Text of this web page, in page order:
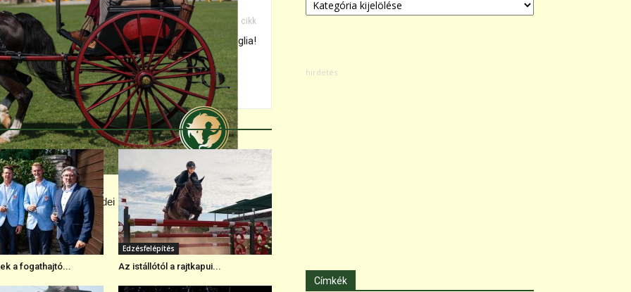
szerepeltek az idei hollandiai világbajnokságon.
Következő cikk
Irány Anglia!
a fogathajtó...
Edzésfelépítés
Az istállótól a rajtkapui...
Címkék